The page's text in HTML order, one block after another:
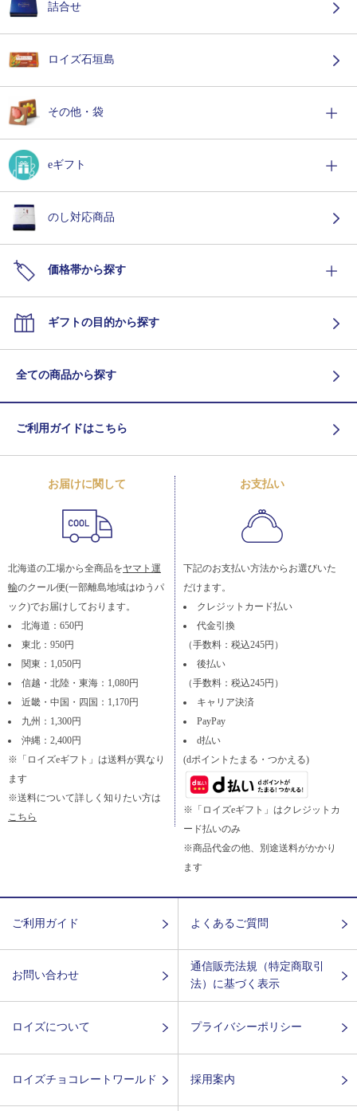
詰合せ
ロイズ石垣島
その他・袋
eギフト
のし対応商品
価格帯から探す
ギフトの目的から探す
全ての商品から探す
ご利用ガイドはこちら
お届けに関して
北海道の工場から全商品をヤマト運
輸のクール便(一部離島地域はゆうパ
ック)でお届けしております。
北海道：650円
東北：950円
関東：1,050円
信越・北陸・東海：1,080円
近畿・中国・四国：1,170円
九州：1,300円
沖縄：2,400円
※「ロイズeギフト」は送料が異なり
ます
※送料について詳しく知りたい方は
こちら
お支払い
下記のお支払い方法からお選びいた
だけます。
クレジットカード払い
代金引換
（手数料：税込245円）
後払い
（手数料：税込245円）
キャリア決済
PayPay
d払い
(dポイントたまる・つかえる)
※「ロイズeギフト」はクレジットカ
ード払いのみ
※商品代金の他、別途送料がかかり
ます
ご利用ガイド よくあるご質問
お問い合わせ
通信販売法規（特定商取引
法）に基づく表示
ロイズについて プライバシーポリシー
ロイズチョコレートワールド 採用案内